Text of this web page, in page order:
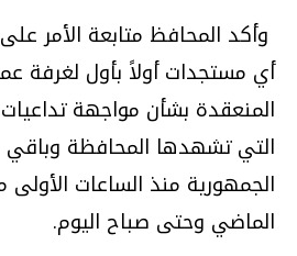
وأكد المحافظ متابعة الأمر
أي مستجدات أولاً بأول لغرفة
المنعقدة بشأن مواجهة
التي تشهدها المحافظة
الجمهورية منذ الساعات
الماضي وحتى صباح اليوم.